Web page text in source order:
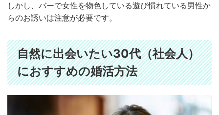
しかし、バーで女性を物色している遊び慣れている男性か
らのお誘いは注意が必要です。
自然に出会いたい30代（社会人）
におすすめの婚活方法